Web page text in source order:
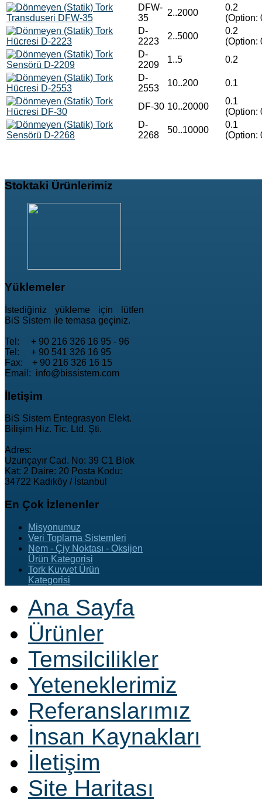
DFW-
35
2..2000
0.2
(Option:
D-
2223
2..5000
0.2
(Option:
D-
2209
1..5
0.2
D-
2553
10..200 0.1
DF-30 10..20000
0.1
(Option:
D-
2268
50..10000
0.1
(Option:
Stoktaki Ürünlerimiz
Yüklemeler
İstediğiniz yükleme için lütfen
BiS Sistem ile temasa geçiniz.
Tel: + 90 216 326 16 95 - 96
Tel: + 90 541 326 16 95
Fax: + 90 216 326 16 15
Email: info@bissistem.com
İletişim
BiS Sistem Entegrasyon Elekt.
Bilişim Hiz. Tic. Ltd. Şti.
Adres:
Uzunçayır Cad. No: 39 C1 Blok
Kat: 2 Daire: 20 Posta Kodu:
34722 Kadıköy / İstanbul
En Çok İzlenenler
Misyonumuz
Veri Toplama Sistemleri
Nem - Çiy Noktası - Oksijen
Ürün Kategorisi
Tork Kuvvet Ürün
Kategorisi
Ana Sayfa
Ürünler
Temsilcilikler
Yeteneklerimiz
Referanslarımız
İnsan Kaynakları
İletişim
Site Haritası